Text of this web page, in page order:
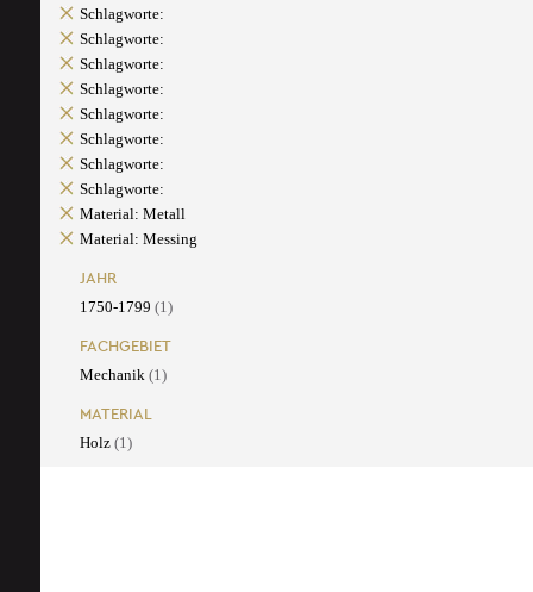
Schlagworte:
Schlagworte:
Schlagworte:
Schlagworte:
Schlagworte:
Schlagworte:
Schlagworte:
Schlagworte:
Material: Metall
Material: Messing
JAHR
1750-1799 (1)
FACHGEBIET
Mechanik (1)
MATERIAL
Holz (1)